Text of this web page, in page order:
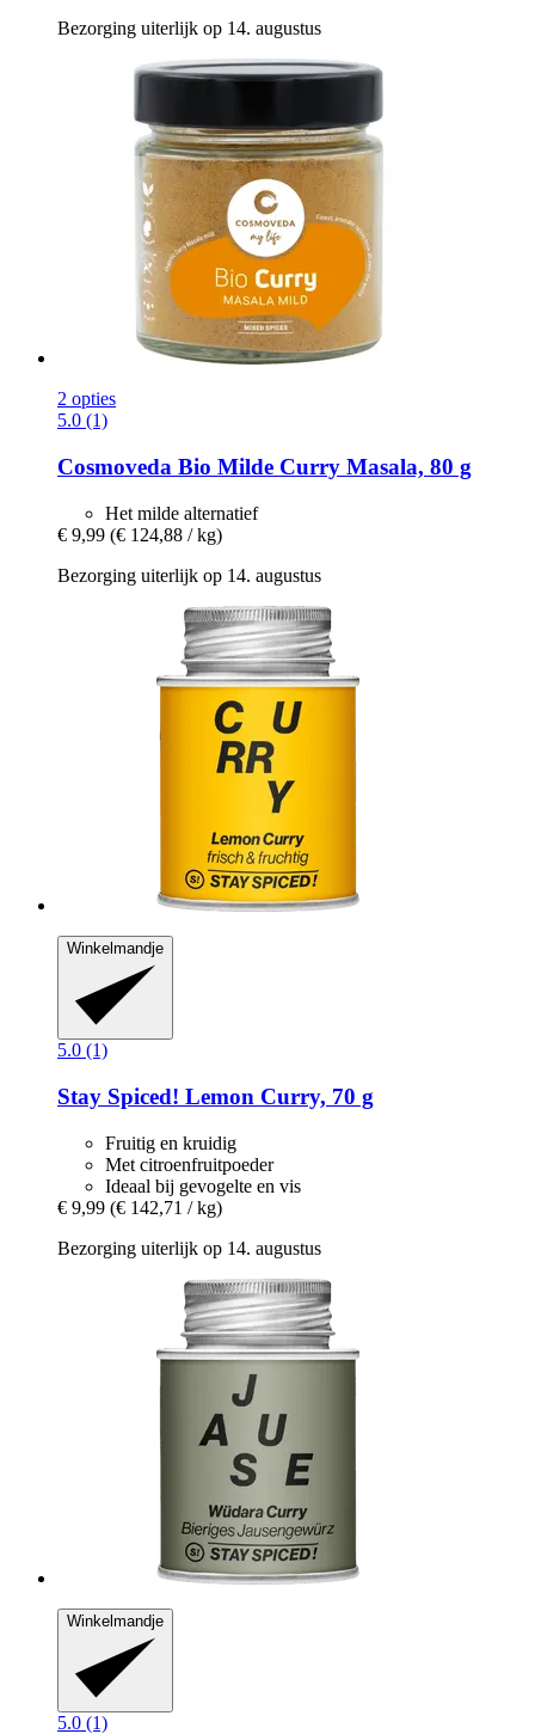
Bezorging uiterlijk op 14. augustus
2 opties
5.0 (1)
Cosmoveda Bio Milde Curry Masala, 80 g
Het milde alternatief
€ 9,99 (€ 124,88 / kg)
Bezorging uiterlijk op 14. augustus
Winkelmandje
5.0 (1)
Stay Spiced! Lemon Curry, 70 g
Fruitig en kruidig
Met citroenfruitpoeder
Ideaal bij gevogelte en vis
€ 9,99 (€ 142,71 / kg)
Bezorging uiterlijk op 14. augustus
Winkelmandje
5.0 (1)